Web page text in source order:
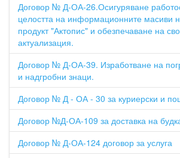
Договор № Д-ОА-26.Осигуряване
целостта на информационните масиви
продукт "Актопис" и обезпечаване на
актуализация.
Договор № Д-ОА-39. Изработване на
и надгробни знаци.
Договор № Д - ОА - 30 за куриерски и
Договор №Д-ОА-109 за доставка на
Договор № Д-ОА-124 договор за услуга